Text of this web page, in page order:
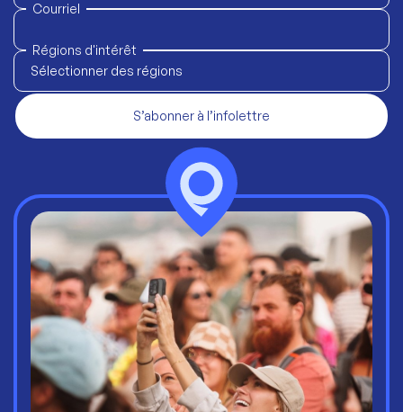
Courriel
Régions d'intérêt
Sélectionner des régions
S’abonner à l’infolettre